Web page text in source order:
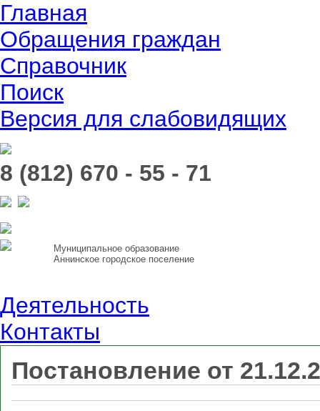
Главная
Обращения граждан
Справочник
Поиск
Версия для слабовидящих
8 (812) 670 - 55 - 71
Муниципальное образование
Аннинское городское поселение
Деятельность
Контакты
Постановление от